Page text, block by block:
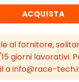
ACQUISTA
al fornitore,
giorni lavorativi.
a info@race-